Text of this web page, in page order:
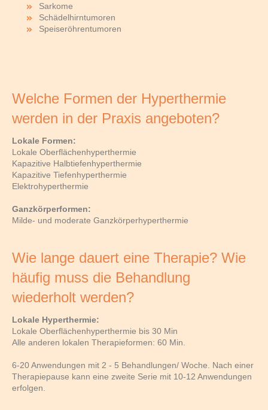
Sarkome
Schädelhirntumoren
Speiseröhrentumoren
Welche Formen der Hyperthermie
werden in der Praxis angeboten?
Lokale Formen:
Lokale Oberflächenhyperthermie
Kapazitive Halbtiefenhyperthermie
Kapazitive Tiefenhyperthermie
Elektrohyperthermie
Ganzkörperformen:
Milde- und moderate Ganzkörperhyperthermie
Wie lange dauert eine Therapie? Wie
häufig muss die Behandlung
wiederholt werden?
Lokale Hyperthermie:
Lokale Oberflächenhyperthermie bis 30 Min
Alle anderen lokalen Therapieformen: 60 Min.
6-20 Anwendungen mit 2 - 5 Behandlungen/ Woche. Nach einer
Therapiepause kann eine zweite Serie mit 10-12 Anwendungen
erfolgen.